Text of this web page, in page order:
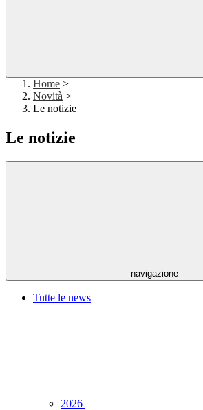
Home >
Novità >
Le notizie
Le notizie
navigazione
Tutte le news
2026